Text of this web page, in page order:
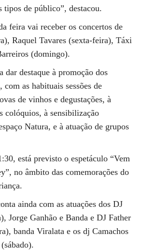
tipos de público”, destacou.
feira vai receber os concertos de
Raquel Tavares (sexta-feira), Táxi
(domingo).
dar destaque à promoção dos
as habituais sessões de
de vinhos e degustações, à
colóquios, à sensibilização
Natura, e à atuação de grupos
está previsto o espetáculo “Vem
no âmbito das comemorações do
ainda com as atuações dos DJ
Jorge Ganhão e Banda e DJ Father
banda Viralata e os dj Camachos